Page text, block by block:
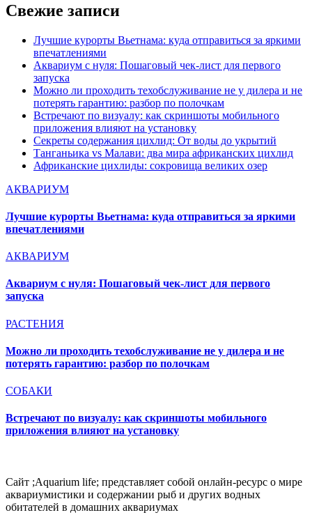
Свежие записи
Лучшие курорты Вьетнама: куда отправиться за яркими
впечатлениями
Аквариум с нуля: Пошаговый чек-лист для первого
запуска
Можно ли проходить техобслуживание не у дилера и не
потерять гарантию: разбор по полочкам
Встречают по визуалу: как скриншоты мобильного
приложения влияют на установку
Секреты содержания цихлид: От воды до укрытий
Танганьика vs Малави: два мира африканских цихлид
Африканские цихлиды: сокровища великих озер
АКВАРИУМ
Лучшие курорты Вьетнама: куда отправиться за яркими
впечатлениями
АКВАРИУМ
Аквариум с нуля: Пошаговый чек-лист для первого
запуска
РАСТЕНИЯ
Можно ли проходить техобслуживание не у дилера и не
потерять гарантию: разбор по полочкам
СОБАКИ
Встречают по визуалу: как скриншоты мобильного
приложения влияют на установку
Сайт ;Aquarium life; представляет собой онлайн-ресурс о мире
аквариумистики и содержании рыб и других водных
обитателей в домашних аквариумах